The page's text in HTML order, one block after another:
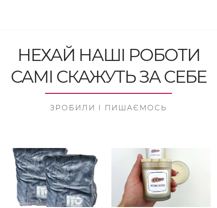
НЕХАЙ НАШІ РОБОТИ
САМІ СКАЖУТЬ ЗА СЕБЕ
ЗРОБИЛИ І ПИШАЄМОСЬ